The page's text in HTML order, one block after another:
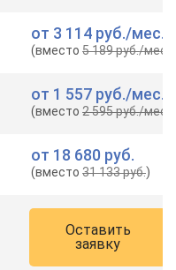
от 3 114 руб./мес.
(вместо5 189 руб./мес.
от 1 557 руб./мес.
(вместо2 595 руб./мес.
от 18 680 руб.
(вместо31 133 руб.)
Оставить
заявку